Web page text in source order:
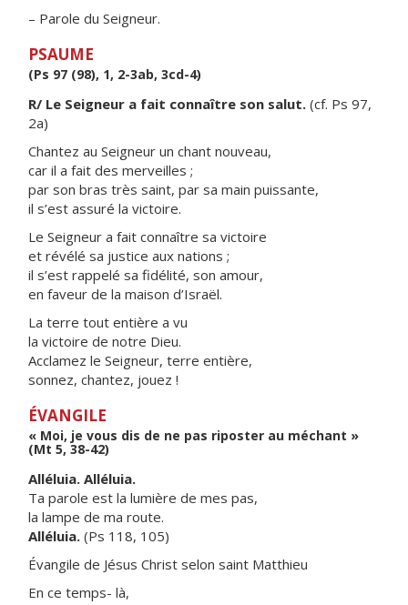
– Parole du Seigneur.
PSAUME
(Ps 97 (98), 1, 2-3ab, 3cd-4)
R/ Le Seigneur a fait connaître son salut. (cf. Ps 97,
2a)
Chantez au Seigneur un chant nouveau,
car il a fait des merveilles ;
par son bras très saint, par sa main puissante,
il s’est assuré la victoire.
Le Seigneur a fait connaître sa victoire
et révélé sa justice aux nations ;
il s’est rappelé sa fidélité, son amour,
en faveur de la maison d’Israël.
La terre tout entière a vu
la victoire de notre Dieu.
Acclamez le Seigneur, terre entière,
sonnez, chantez, jouez !
ÉVANGILE
« Moi, je vous dis de ne pas riposter au méchant »
(Mt 5, 38-42)
Alléluia. Alléluia.
Ta parole est la lumière de mes pas,
la lampe de ma route.
Alléluia. (Ps 118, 105)
Évangile de Jésus Christ selon saint Matthieu
En ce temps- là,